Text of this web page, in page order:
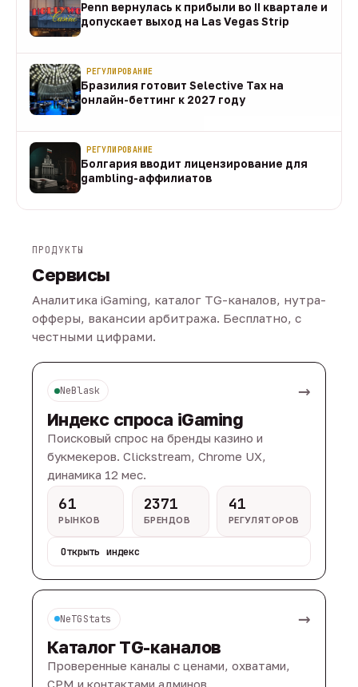
Penn вернулась к прибыли во II квартале и
допускает выход на Las Vegas Strip
РЕГУЛИРОВАНИЕ
Бразилия готовит Selective Tax на
онлайн-беттинг к 2027 году
РЕГУЛИРОВАНИЕ
Болгария вводит лицензирование для
gambling-аффилиатов
ПРОДУКТЫ
Сервисы
Аналитика iGaming, каталог TG-каналов, нутра-
офферы, вакансии арбитража. Бесплатно, с
честными цифрами.
NeBlask →
Индекс спроса iGaming
Поисковый спрос на бренды казино и
букмекеров. Clickstream, Chrome UX,
динамика 12 мес.
61
РЫНКОВ
2371
БРЕНДОВ
41
РЕГУЛЯТОРОВ
Открыть индекс
NeTGStats →
Каталог TG-каналов
Проверенные каналы с ценами, охватами,
CPM и контактами админов.